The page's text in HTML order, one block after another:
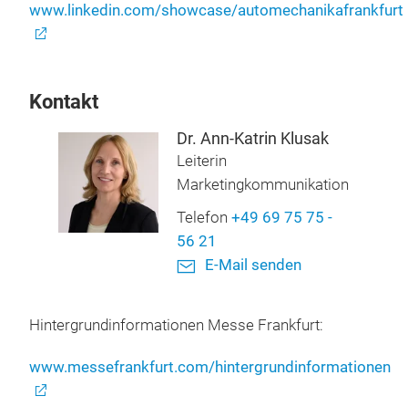
www.linkedin.com/showcase/automechanikafrankfurt
Kontakt
Dr. Ann-Katrin Klusak
Leiterin
Marketingkommunikation
Telefon +49 69 75 75 -
56 21
E-Mail senden
Hintergrundinformationen Messe Frankfurt:
www.messefrankfurt.com/hintergrundinformationen